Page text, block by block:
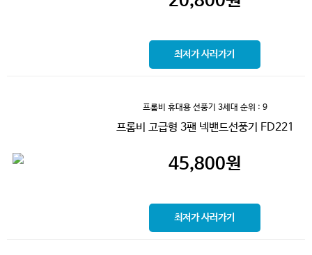
최저가 사러가기
프롬비 휴대용 선풍기 3세대 순위 : 9
프롬비 고급형 3팬 넥밴드선풍기 FD221
45,800원
최저가 사러가기